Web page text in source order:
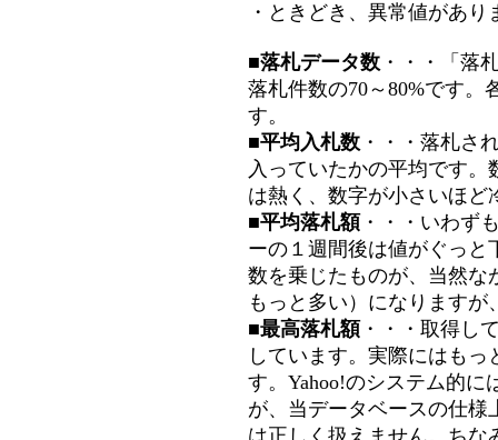
・ときどき、異常値があ
■落札データ数 ・・・「落
落札件数の70～80%です。
す。
■平均入札数 ・・・落札さ
入っていたかの平均です
は熱く、数字が小さいほど
■平均落札額 ・・・いわず
ーの１週間後は値がぐっと
数を乗じたものが、当然な
もっと多い）になります
■最高落札額 ・・・取得し
しています。実際にはも
す。Yahoo!のシステム的に
が、当データベースの仕様
は正しく扱えません。ちな